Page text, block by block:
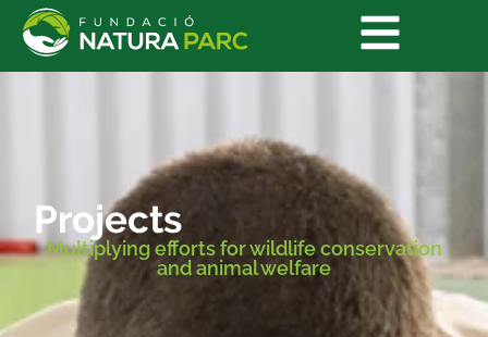
Projects
Multiplying efforts for wildlife conservation
and animal welfare